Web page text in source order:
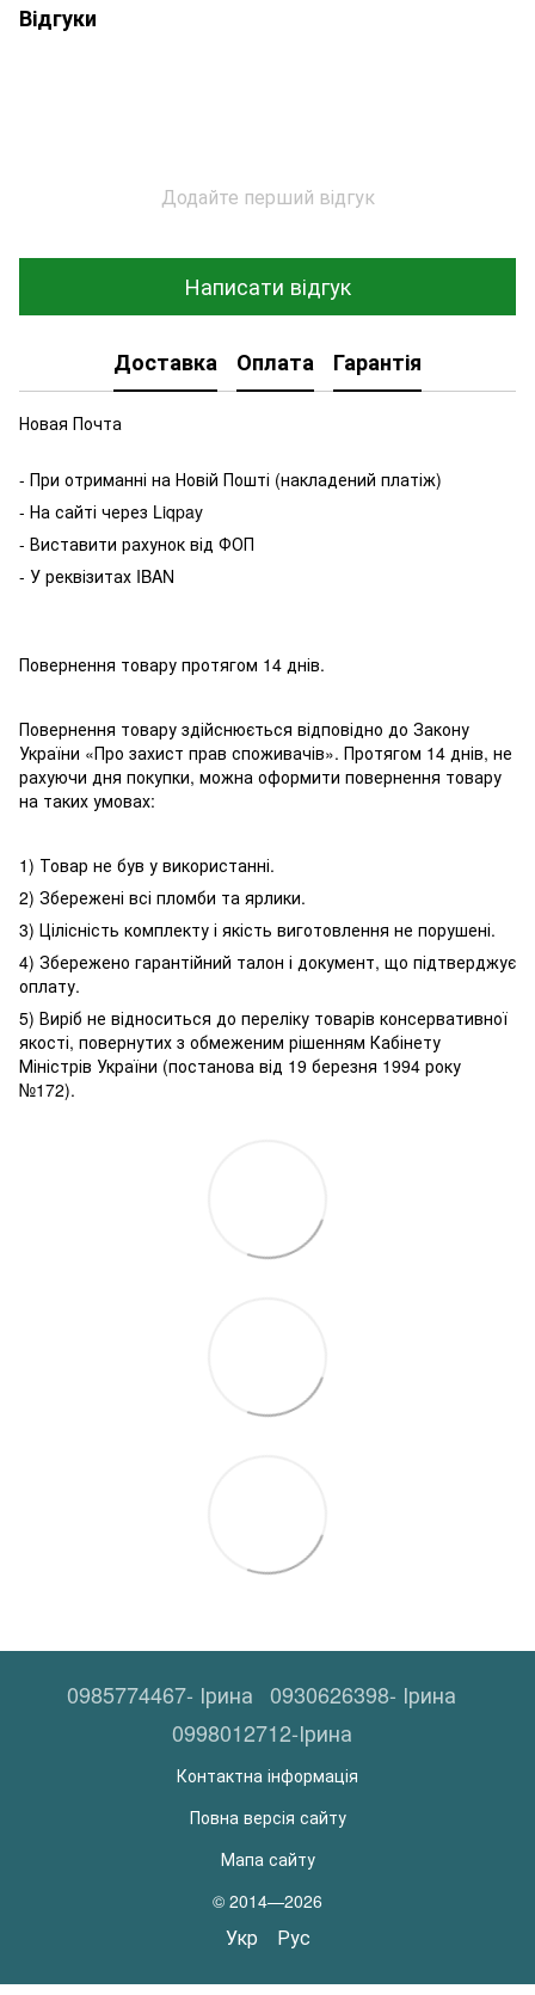
Відгуки
Додайте перший відгук
Написати відгук
Доставка Оплата Гарантія
Новая Почта
- При отриманні на Новій Пошті (накладений платіж)
- На сайті через Liqpay
- Виставити рахунок від ФОП
- У реквізитах IBAN
Повернення товару протягом 14 днів.
Повернення товару здійснюється відповідно до Закону
України «Про захист прав споживачів». Протягом 14 днів, не
рахуючи дня покупки, можна оформити повернення товару
на таких умовах:
1) Товар не був у використанні.
2) Збережені всі пломби та ярлики.
3) Цілісність комплекту і якість виготовлення не порушені.
4) Збережено гарантійний талон і документ, що підтверджує
оплату.
5) Виріб не відноситься до переліку товарів консервативної
якості, повернутих з обмеженим рішенням Кабінету
Міністрів України (постанова від 19 березня 1994 року
№172).
0985774467- Ірина 0930626398- Ірина
0998012712-Ірина
Контактна інформація
Повна версія сайту
Мапа сайту
© 2014—2026
Укр Рус